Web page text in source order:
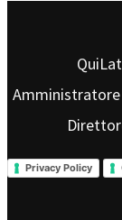
Privacy Policy